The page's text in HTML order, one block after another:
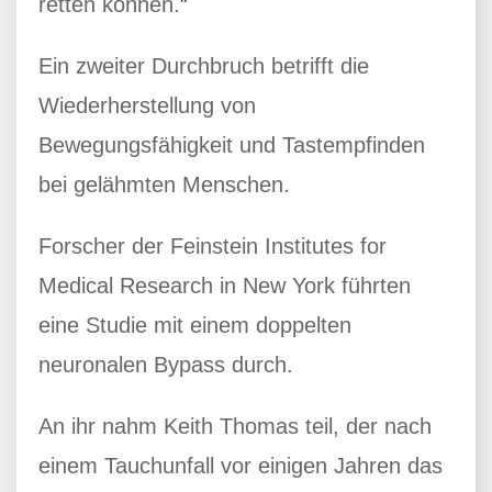
Ein zweiter Durchbruch betrifft die
Wiederherstellung von
Bewegungsfähigkeit und Tastempfinden
bei gelähmten Menschen.
Forscher der Feinstein Institutes for
Medical Research in New York führten
eine Studie mit einem doppelten
neuronalen Bypass durch.
An ihr nahm Keith Thomas teil, der nach
einem Tauchunfall vor einigen Jahren das